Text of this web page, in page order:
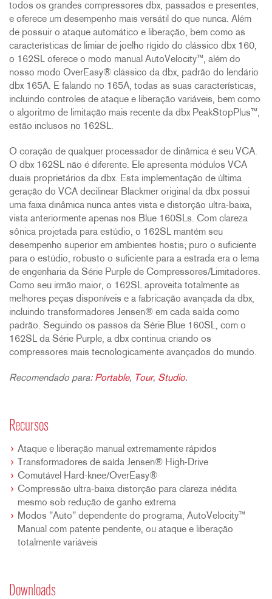
todos os grandes compressores dbx, passados e presentes,
e oferece um desempenho mais versátil do que nunca. Além
de possuir o ataque automático e liberação, bem como as
características de limiar de joelho rígido do clássico dbx 160,
o 162SL oferece o modo manual AutoVelocity™, além do
nosso modo OverEasy® clássico da dbx, padrão do lendário
dbx 165A. E falando no 165A, todas as suas características,
incluindo controles de ataque e liberação variáveis, bem como
o algoritmo de limitação mais recente da dbx PeakStopPlus™,
estão inclusos no 162SL.
O coração de qualquer processador de dinâmica é seu VCA.
O dbx 162SL não é diferente. Ele apresenta módulos VCA
duais proprietários da dbx. Esta implementação de última
geração do VCA decilinear Blackmer original da dbx possui
uma faixa dinâmica nunca antes vista e distorção ultra-baixa,
vista anteriormente apenas nos Blue 160SLs. Com clareza
sônica projetada para estúdio, o 162SL mantém seu
desempenho superior em ambientes hostis; puro o suficiente
para o estúdio, robusto o suficiente para a estrada era o lema
de engenharia da Série Purple de Compressores/Limitadores.
Como seu irmão maior, o 162SL aproveita totalmente as
melhores peças disponíveis e a fabricação avançada da dbx,
incluindo transformadores Jensen® em cada saída como
padrão. Seguindo os passos da Série Blue 160SL, com o
162SL da Série Purple, a dbx continua criando os
compressores mais tecnologicamente avançados do mundo.
Recomendado para: Portable, Tour, Studio.
Recursos
Ataque e liberação manual extremamente rápidos
Transformadores de saída Jensen® High-Drive
Comutável Hard-knee/OverEasy®
Compressão ultra-baixa distorção para clareza inédita
mesmo sob redução de ganho extrema
Modos "Auto" dependente do programa, AutoVelocity™
Manual com patente pendente, ou ataque e liberação
totalmente variáveis
Downloads